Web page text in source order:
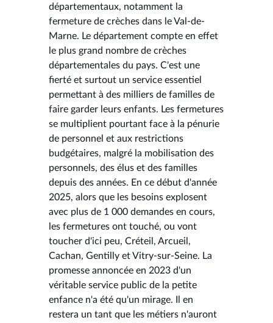
départementaux, notamment la
fermeture de crèches dans le Val-de-
Marne. Le département compte en effet
le plus grand nombre de crèches
départementales du pays. C'est une
fierté et surtout un service essentiel
permettant à des milliers de familles de
faire garder leurs enfants. Les fermetures
se multiplient pourtant face à la pénurie
de personnel et aux restrictions
budgétaires, malgré la mobilisation des
personnels, des élus et des familles
depuis des années. En ce début d'année
2025, alors que les besoins explosent
avec plus de 1 000 demandes en cours,
les fermetures ont touché, ou vont
toucher d'ici peu, Créteil, Arcueil,
Cachan, Gentilly et Vitry-sur-Seine. La
promesse annoncée en 2023 d'un
véritable service public de la petite
enfance n'a été qu'un mirage. Il en
restera un tant que les métiers n'auront